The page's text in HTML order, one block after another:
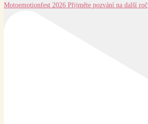
Motoemotionfest 2026 Přijměte pozvání na další roč